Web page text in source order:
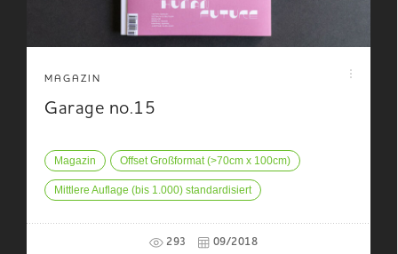
MAGAZIN
Garage no.15
Magazin Offset Großformat (>70cm x 100cm)
Mittlere Auflage (bis 1.000) standardisiert
293 09/2018